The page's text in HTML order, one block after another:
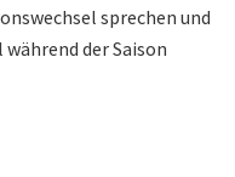
sprechen und
der Saison